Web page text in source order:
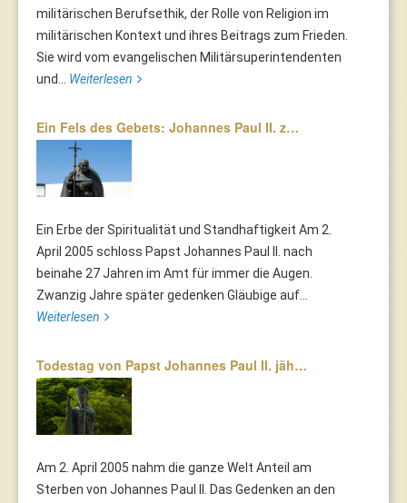
militärischen Berufsethik, der Rolle von Religion im
militärischen Kontext und ihres Beitrags zum Frieden.
Sie wird vom evangelischen Militärsuperintendenten
und... Weiterlesen
Ein Fels des Gebets: Johannes Paul II. z…
Ein Erbe der Spiritualität und Standhaftigkeit Am 2.
April 2005 schloss Papst Johannes Paul II. nach
beinahe 27 Jahren im Amt für immer die Augen.
Zwanzig Jahre später gedenken Gläubige auf...
Weiterlesen
Todestag von Papst Johannes Paul II. jäh…
Am 2. April 2005 nahm die ganze Welt Anteil am
Sterben von Johannes Paul II. Das Gedenken an den